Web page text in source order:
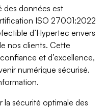
des données est
ISO 27001:2022
d’Hypertec envers
nos clients. Cette
et d’excellence,
numérique sécurisé.
la sécurité optimale des